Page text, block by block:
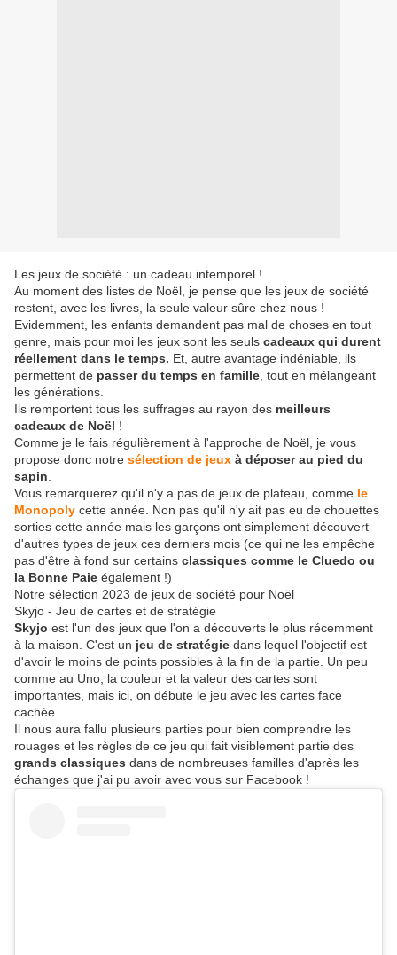
Les jeux de société : un cadeau intemporel !
Au moment des listes de Noël, je pense que les jeux de société
restent, avec les livres, la seule valeur sûre chez nous !
Evidemment, les enfants demandent pas mal de choses en tout
genre, mais pour moi les jeux sont les seuls cadeaux qui durent
réellement dans le temps. Et, autre avantage indéniable, ils
permettent de passer du temps en famille , tout en mélangeant
les générations.
Ils remportent tous les suffrages au rayon des meilleurs
cadeaux de Noël !
Comme je le fais régulièrement à l'approche de Noël, je vous
propose donc notre sélection de jeux à déposer au pied du
sapin
Vous remarquerez qu'il n'y a pas de jeux de plateau, comme le
Monopoly cette année. Non pas qu'il n'y ait pas eu de chouettes
sorties cette année mais les garçons ont simplement découvert
d'autres types de jeux ces derniers mois (ce qui ne les empêche
pas d'être à fond sur certains classiques comme le Cluedo ou
la Bonne Paie également !)
Notre sélection 2023 de jeux de société pour Noël
Skyjo - Jeu de cartes et de stratégie
Skyjo est l'un des jeux que l'on a découverts le plus récemment
à la maison. C'est un jeu de stratégie dans lequel l'objectif est
d'avoir le moins de points possibles à la fin de la partie. Un peu
comme au Uno, la couleur et la valeur des cartes sont
importantes, mais ici, on débute le jeu avec les cartes face
cachée.
Il nous aura fallu plusieurs parties pour bien comprendre les
rouages et les règles de ce jeu qui fait visiblement partie des
grands classiques dans de nombreuses familles d'après les
échanges que j'ai pu avoir avec vous sur Facebook !